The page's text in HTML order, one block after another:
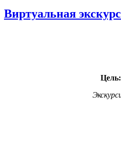
Виртуальная
Цель: